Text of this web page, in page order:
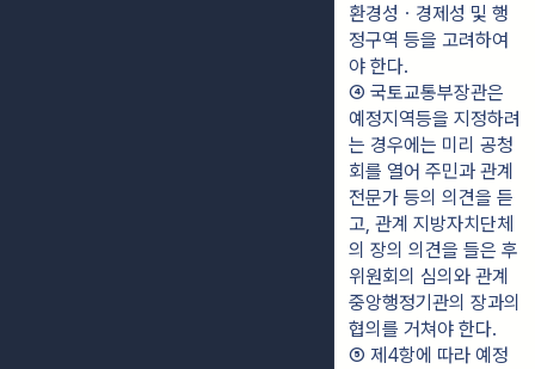
환경성ㆍ경제성 및 행
정구역 등을 고려하여
야 한다.
④ 국토교통부장관은
예정지역등을 지정하려
는 경우에는 미리 공청
회를 열어 주민과 관계
전문가 등의 의견을 듣
고, 관계 지방자치단체
의 장의 의견을 들은 후
위원회의 심의와 관계
중앙행정기관의 장과의
협의를 거쳐야 한다.
⑤ 제4항에 따라 예정